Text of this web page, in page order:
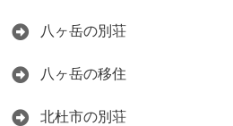
八ヶ岳の別荘
八ヶ岳の移住
北杜市の別荘